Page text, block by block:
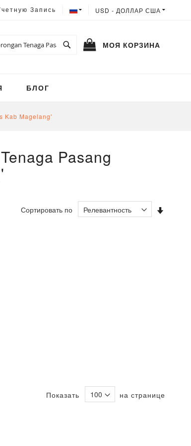
ВАЛЮТА
USD - ДОЛЛАР США
ЯЗЫК
Запись
МОЯ КОРЗИНА
Поиск
БЛОГ
Kab Magelang'
Pasang
Сортировать по
Показать на странице